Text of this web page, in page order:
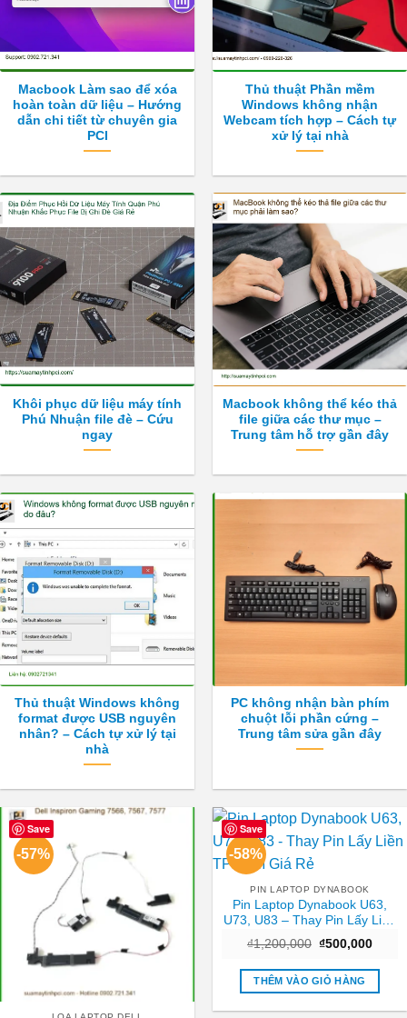
Macbook Làm sao để xóa
hoàn toàn dữ liệu – Hướng
dẫn chi tiết từ chuyên gia
PCI
Thủ thuật Phần mềm
Windows không nhận
Webcam tích hợp – Cách tự
xử lý tại nhà
Khôi phục dữ liệu máy tính
Phú Nhuận file đè – Cứu
ngay
Macbook không thể kéo thả
file giữa các thư mục –
Trung tâm hỗ trợ gần đây
Thủ thuật Windows không
format được USB nguyên
nhân? – Cách tự xử lý tại
nhà
PC không nhận bàn phím
chuột lỗi phần cứng –
Trung tâm sửa gần đây
Save
-57%
Save
-58%
PIN LAPTOP DYNABOOK
Pin Laptop Dynabook U63,
U73, U83 – Thay Pin Lấy Liền
₫1,200,000 Giá
là:
₫1,200,000.
₫500,000Giá
tại
THÊM VÀO GIỎ HÀNG